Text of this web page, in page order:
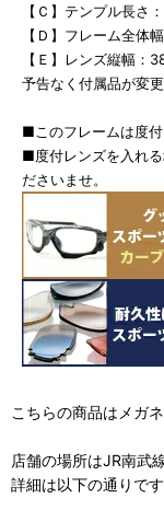
【Ｃ】テンプル長さ
【Ｄ】フレーム全体
【Ｅ】レンズ縦幅：
予告なく付属品が変
■このフレームは度付
■度付レンズを入れ
ださいませ。
こちらの商品はメガ
店舗の場所はJR南武
詳細は以下の通りです